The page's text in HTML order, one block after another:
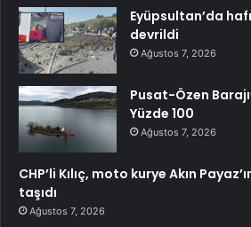
Eyüpsultan’da
devrildi
Ağustos 7, 2026
Pusat-Özen
Yüzde 100
Ağustos 7, 2026
CHP’li Kılıç, moto kurye Akın
taşıdı
Ağustos 7, 2026